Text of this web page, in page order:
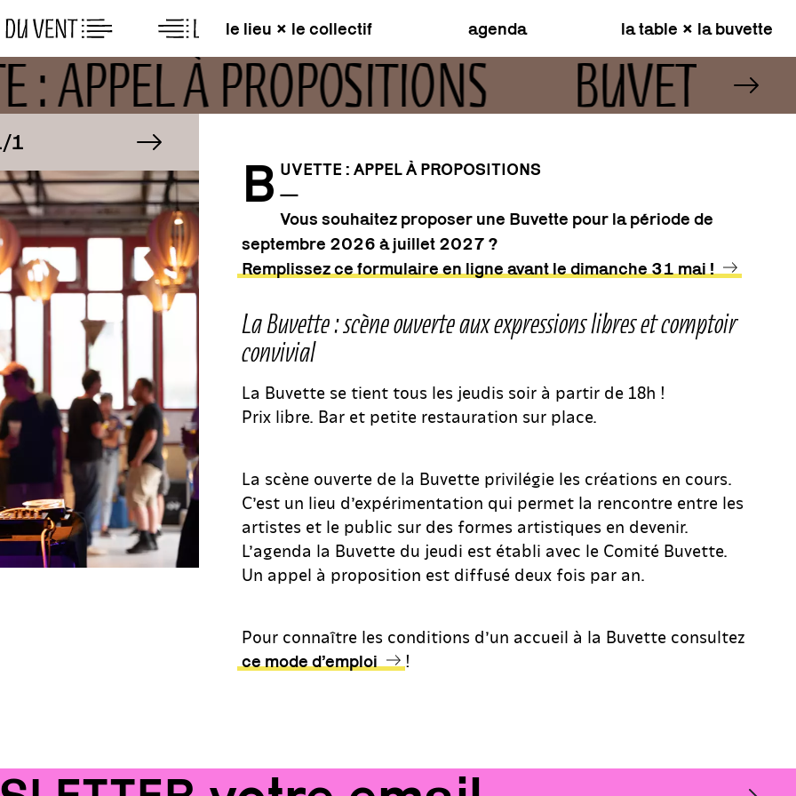
le lieu × le collectif agenda la table × la buvette
: APPEL À PROPOSITIONS BUVETTE :
B UVETTE : APPEL À PROPOSITIONS
—
Vous souhaitez proposer une Buvette pour la période de
septembre 2026 à juillet 2027 ?
Remplissez ce formulaire en ligne avant le dimanche 31 mai !
La Buvette : scène ouverte aux expressions libres et comptoir
convivial
La Buvette se tient tous les jeudis soir à partir de 18h !
Prix libre. Bar et petite restauration sur place.
La scène ouverte de la Buvette privilégie les créations en cours.
C’est un lieu d’expérimentation qui permet la rencontre entre les
artistes et le public sur des formes artistiques en devenir.
L’agenda la Buvette du jeudi est établi avec le Comité Buvette.
Un appel à proposition est diffusé deux fois par an.
Pour connaître les conditions d’un accueil à la Buvette consultez
ce mode d’emploi !
1
IMAGE
1/1
Email